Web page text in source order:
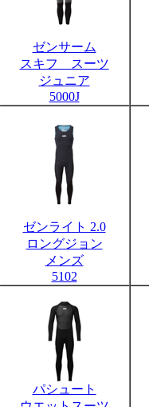
ゼンサーム
スキフ スーツ
ジュニア
5000J
ゼンライト 2.0
ロングジョン
メンズ
5102
パシュート